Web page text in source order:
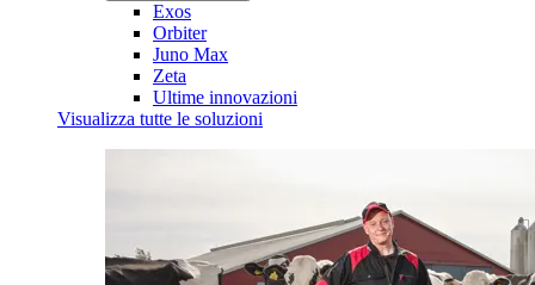
Exos
Orbiter
Juno Max
Zeta
Ultime innovazioni
Visualizza tutte le soluzioni